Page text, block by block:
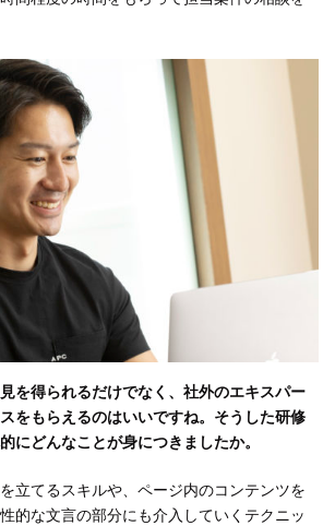
を得られるだけでなく、社外のエキスパー
をもらえるのはいいですね。そうした研修
にどんなことが身につきましたか。
立てるスキルや、ページ内のコンテンツを
的な文言の部分にも介入していくテクニッ